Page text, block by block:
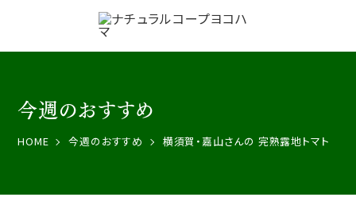
今週のおすすめ
HOME 今週のおすすめ 横須賀・嘉山さんの 完熟露地トマト